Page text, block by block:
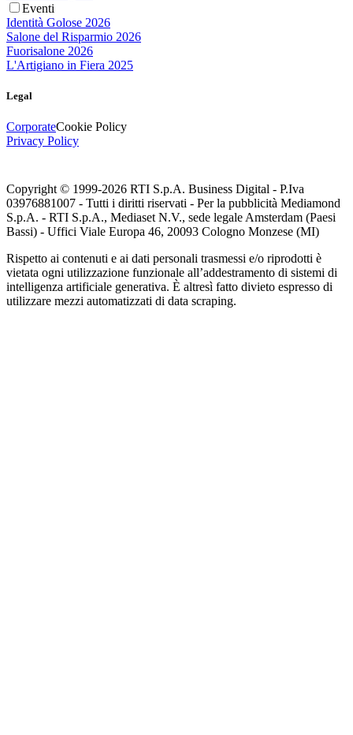
Eventi
Identità Golose 2026
Salone del Risparmio 2026
Fuorisalone 2026
L'Artigiano in Fiera 2025
Legal
CorporateCookie Policy
Privacy Policy
Copyright © 1999-2026 RTI S.p.A. Business Digital - P.Iva
03976881007 - Tutti i diritti riservati - Per la pubblicità Mediamond
S.p.A. - RTI S.p.A., Mediaset N.V., sede legale Amsterdam (Paesi
Bassi) - Uffici Viale Europa 46, 20093 Cologno Monzese (MI)
Rispetto ai contenuti e ai dati personali trasmessi e/o riprodotti è
vietata ogni utilizzazione funzionale all’addestramento di sistemi di
intelligenza artificiale generativa. È altresì fatto divieto espresso di
utilizzare mezzi automatizzati di data scraping.